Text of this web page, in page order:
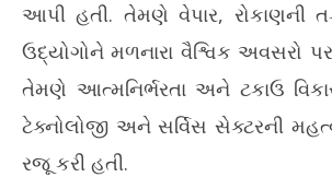
આપી હતી. તેમણે વેપાર, રોકાણની
ઉદ્યોગોને મળનારા વૈશ્વિક અવસરો
તેમણે આત્મનિર્ભરતા અને ટકાઉ
ટેક્નોલોજી અને સર્વિસ સેક્ટરની
રજૂ કરી હતી.